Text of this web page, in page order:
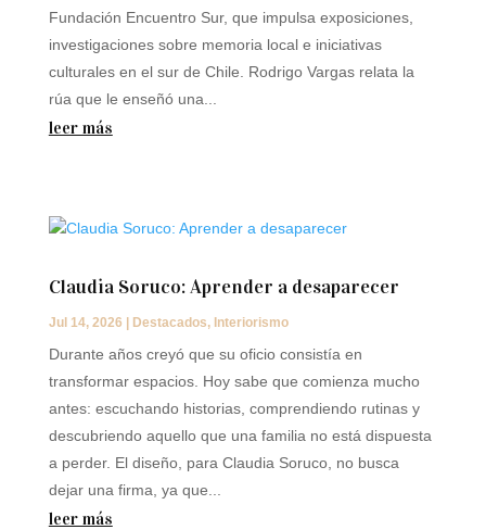
Fundación Encuentro Sur, que impulsa exposiciones,
investigaciones sobre memoria local e iniciativas
culturales en el sur de Chile. Rodrigo Vargas relata la
rúa que le enseñó una...
leer más
Claudia Soruco: Aprender a desaparecer
Jul 14, 2026 | Destacados, Interiorismo
Durante años creyó que su oficio consistía en
transformar espacios. Hoy sabe que comienza mucho
antes: escuchando historias, comprendiendo rutinas y
descubriendo aquello que una familia no está dispuesta
a perder. El diseño, para Claudia Soruco, no busca
dejar una firma, ya que...
leer más